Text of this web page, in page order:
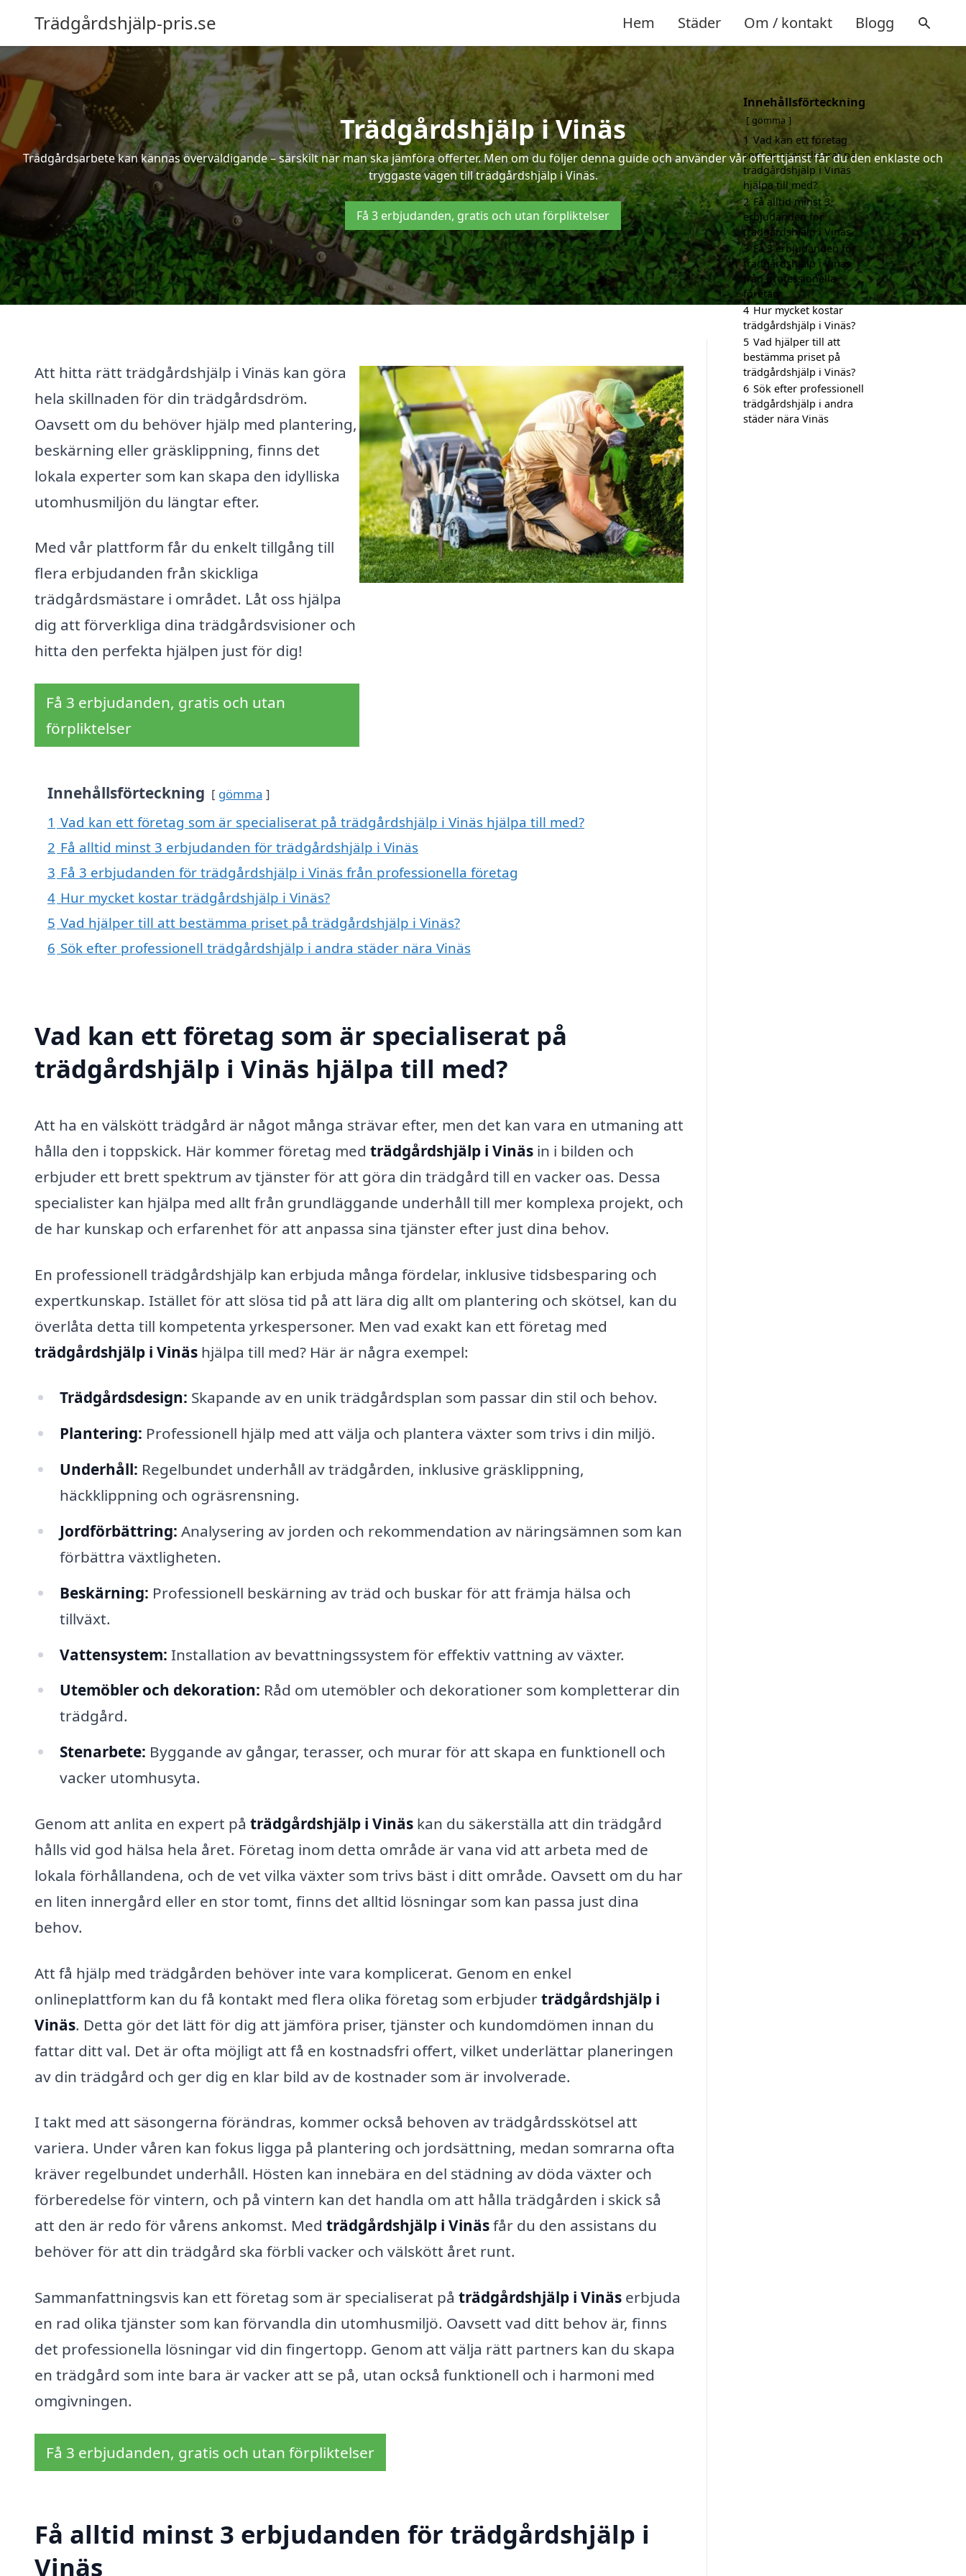
Trädgårdshjälp-pris.se Hem Städer Om / kontakt Blogg
Trädgårdshjälp i Vinäs
Trädgårdsarbete kan kännas överväldigande – särskilt när man ska jämföra offerter. Men om du följer denna guide och använder vår offerttjänst får du den enklaste och
tryggaste vägen till trädgårdshjälp i Vinäs.
Få 3 erbjudanden, gratis och utan förpliktelser
Att hitta rätt trädgårdshjälp i Vinäs kan göra
hela skillnaden för din trädgårdsdröm.
Oavsett om du behöver hjälp med plantering,
beskärning eller gräsklippning, finns det
lokala experter som kan skapa den idylliska
utomhusmiljön du längtar efter.
Med vår plattform får du enkelt tillgång till
flera erbjudanden från skickliga
trädgårdsmästare i området. Låt oss hjälpa
dig att förverkliga dina trädgårdsvisioner och
hitta den perfekta hjälpen just för dig!
Få 3 erbjudanden, gratis och utan
förpliktelser
Innehållsförteckning gömma
1 Vad kan ett företag som är specialiserat på trädgårdshjälp i Vinäs hjälpa till med?
2 Få alltid minst 3 erbjudanden för trädgårdshjälp i Vinäs
3 Få 3 erbjudanden för trädgårdshjälp i Vinäs från professionella företag
4 Hur mycket kostar trädgårdshjälp i Vinäs?
5 Vad hjälper till att bestämma priset på trädgårdshjälp i Vinäs?
6 Sök efter professionell trädgårdshjälp i andra städer nära Vinäs
Vad kan ett företag som är specialiserat på
trädgårdshjälp i Vinäs hjälpa till med?
Att ha en välskött trädgård är något många strävar efter, men det kan vara en utmaning att
hålla den i toppskick. Här kommer företag med trädgårdshjälp i Vinäs in i bilden och
erbjuder ett brett spektrum av tjänster för att göra din trädgård till en vacker oas. Dessa
specialister kan hjälpa med allt från grundläggande underhåll till mer komplexa projekt, och
de har kunskap och erfarenhet för att anpassa sina tjänster efter just dina behov.
En professionell trädgårdshjälp kan erbjuda många fördelar, inklusive tidsbesparing och
expertkunskap. Istället för att slösa tid på att lära dig allt om plantering och skötsel, kan du
överlåta detta till kompetenta yrkespersoner. Men vad exakt kan ett företag med
trädgårdshjälp i Vinäs hjälpa till med? Här är några exempel:
Trädgårdsdesign: Skapande av en unik trädgårdsplan som passar din stil och behov.
Plantering: Professionell hjälp med att välja och plantera växter som trivs i din miljö.
Underhåll: Regelbundet underhåll av trädgården, inklusive gräsklippning,
häckklippning och ogräsrensning.
Jordförbättring: Analysering av jorden och rekommendation av näringsämnen som kan
förbättra växtligheten.
Beskärning: Professionell beskärning av träd och buskar för att främja hälsa och
tillväxt.
Vattensystem: Installation av bevattningssystem för effektiv vattning av växter.
Utemöbler och dekoration: Råd om utemöbler och dekorationer som kompletterar din
trädgård.
Stenarbete: Byggande av gångar, terasser, och murar för att skapa en funktionell och
vacker utomhusyta.
Genom att anlita en expert på trädgårdshjälp i Vinäs kan du säkerställa att din trädgård
hålls vid god hälsa hela året. Företag inom detta område är vana vid att arbeta med de
lokala förhållandena, och de vet vilka växter som trivs bäst i ditt område. Oavsett om du har
en liten innergård eller en stor tomt, finns det alltid lösningar som kan passa just dina
behov.
Att få hjälp med trädgården behöver inte vara komplicerat. Genom en enkel
onlineplattform kan du få kontakt med flera olika företag som erbjuderträdgårdshjälp i
Vinäs. Detta gör det lätt för dig att jämföra priser, tjänster och kundomdömen innan du
fattar ditt val. Det är ofta möjligt att få en kostnadsfri offert, vilket underlättar planeringen
av din trädgård och ger dig en klar bild av de kostnader som är involverade.
I takt med att säsongerna förändras, kommer också behoven av trädgårdsskötsel att
variera. Under våren kan fokus ligga på plantering och jordsättning, medan somrarna ofta
kräver regelbundet underhåll. Hösten kan innebära en del städning av döda växter och
förberedelse för vintern, och på vintern kan det handla om att hålla trädgården i skick så
att den är redo för vårens ankomst. Med trädgårdshjälp i Vinäsfår du den assistans du
behöver för att din trädgård ska förbli vacker och välskött året runt.
Sammanfattningsvis kan ett företag som är specialiserat på trädgårdshjälp i Vinäs erbjuda
en rad olika tjänster som kan förvandla din utomhusmiljö. Oavsett vad ditt behov är, finns
det professionella lösningar vid din fingertopp. Genom att välja rätt partners kan du skapa
en trädgård som inte bara är vacker att se på, utan också funktionell och i harmoni med
omgivningen.
Få 3 erbjudanden, gratis och utan förpliktelser
Få alltid minst 3 erbjudanden för trädgårdshjälp i
Vinäs
Innehållsförteckning
gömma
1 Vad kan ett företag
som är specialiserat på
trädgårdshjälp i Vinäs
hjälpa till med?
2 Få alltid minst 3
erbjudanden för
trädgårdshjälp i Vinäs
3 Få 3 erbjudanden för
trädgårdshjälp i Vinäs
från professionella
företag
4 Hur mycket kostar
trädgårdshjälp i Vinäs?
5 Vad hjälper till att
bestämma priset på
trädgårdshjälp i Vinäs?
6 Sök efter professionell
trädgårdshjälp i andra
städer nära Vinäs